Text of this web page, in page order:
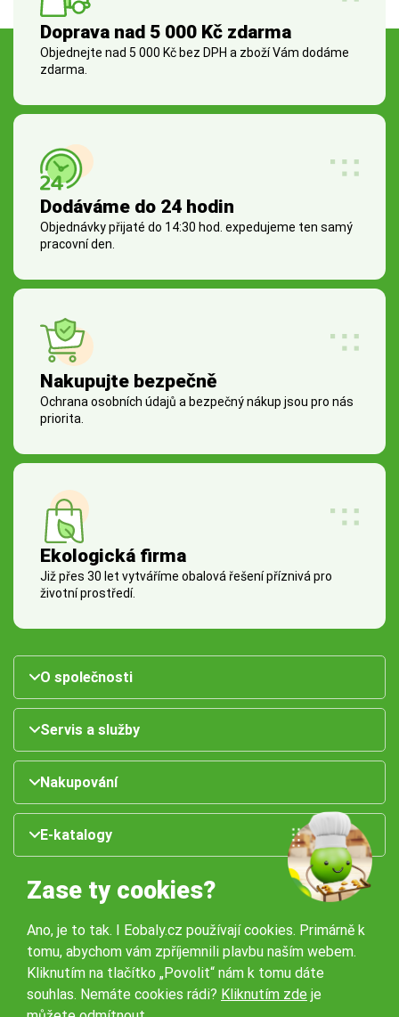
Doprava nad 5 000 Kč zdarma
Objednejte nad 5 000 Kč bez DPH a zboží Vám dodáme
zdarma.
Dodáváme do 24 hodin
Objednávky přijaté do 14:30 hod. expedujeme ten samý
pracovní den.
Nakupujte bezpečně
Ochrana osobních údajů a bezpečný nákup jsou pro nás
priorita.
Ekologická firma
Již přes 30 let vytváříme obalová řešení příznivá pro
životní prostředí.
O společnosti
Servis a služby
Nakupování
E-katalogy
Naše pobočky:
Zase ty cookies?
Ano, je to tak. I Eobaly.cz používají cookies. Primárně k
tomu, abychom vám zpříjemnili plavbu naším webem.
Kliknutím na tlačítko „Povolit“ nám k tomu dáte
souhlas. Nemáte cookies rádi? Kliknutím zde je